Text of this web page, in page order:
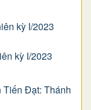
kỳ I/2023
kỳ I/2023
Tiến Đạt: Thánh